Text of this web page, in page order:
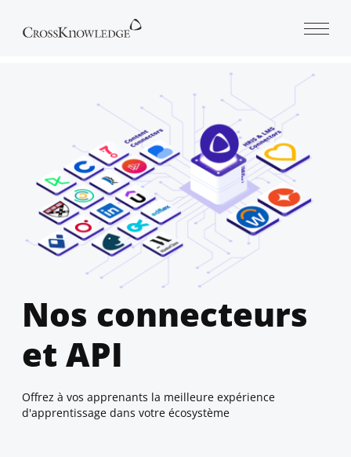
Nos connecteurs
et API
Offrez à vos apprenants la meilleure expérience
d'apprentissage dans votre écosystème